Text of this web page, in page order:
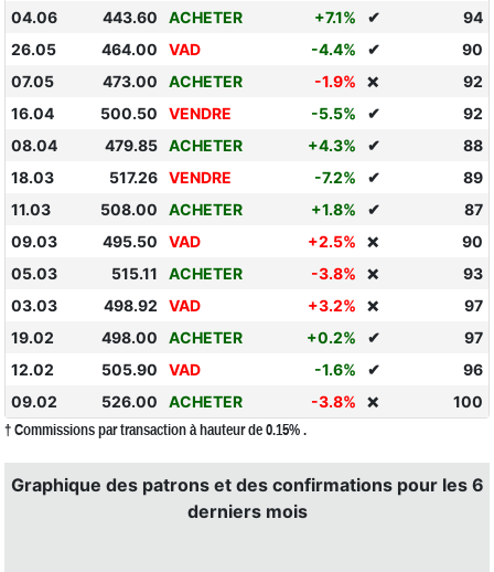
04.06
443.60 ACHETER +7.1% ✔
94
26.05
464.00 VAD -4.4% ✔
90
07.05
473.00 ACHETER -1.9% ❌
92
16.04
500.50 VENDRE -5.5% ✔
92
08.04
479.85 ACHETER +4.3% ✔
88
18.03
517.26 VENDRE -7.2% ✔
89
11.03
508.00 ACHETER +1.8% ✔
87
09.03
495.50 VAD +2.5% ❌
90
05.03
515.11 ACHETER -3.8% ❌
93
03.03
498.92 VAD +3.2% ❌
97
19.02
498.00 ACHETER +0.2% ✔
97
12.02
505.90 VAD -1.6% ✔
96
09.02
526.00 ACHETER -3.8% ❌ 100
† Commissions par transaction à hauteur de 0.15% .
Graphique des patrons et des confirmations pour les 6
derniers mois